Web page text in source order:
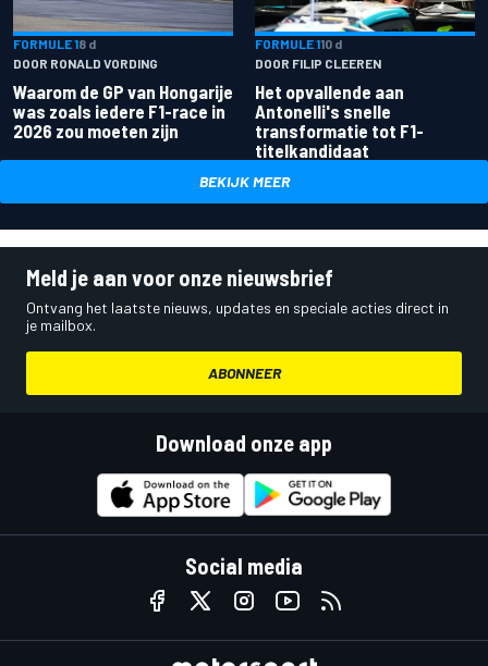
FORMULE 18 d
DOOR RONALD VORDING
Waarom de GP van Hongarije
was zoals iedere F1-race in
2026 zou moeten zijn
FORMULE 110 d
DOOR FILIP CLEEREN
Het opvallende aan
Antonelli's snelle
transformatie tot F1-
titelkandidaat
BEKIJK MEER
Meld je aan voor onze nieuwsbrief
Ontvang het laatste nieuws, updates en speciale acties direct in
je mailbox.
ABONNEER
Download onze app
Social media